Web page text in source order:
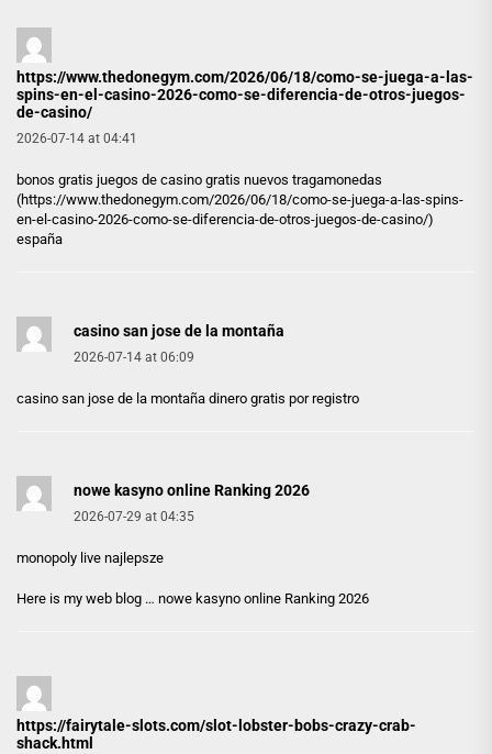
https://www.thedonegym.com/2026/06/18/como-se-juega-a-las-
spins-en-el-casino-2026-como-se-diferencia-de-otros-juegos-
de-casino/
2026-07-14 at 04:41
bonos gratis juegos de casino gratis nuevos tragamonedas
(https://www.thedonegym.com/2026/06/18/como-se-juega-a-las-spins-
en-el-casino-2026-como-se-diferencia-de-otros-juegos-de-casino/)
españa
casino san jose de la montaña
2026-07-14 at 06:09
casino san jose de la montaña dinero gratis por registro
nowe kasyno online Ranking 2026
2026-07-29 at 04:35
monopoly live najlepsze
Here is my web blog … nowe kasyno online Ranking 2026
https://fairytale-slots.com/slot-lobster-bobs-crazy-crab-
shack.html